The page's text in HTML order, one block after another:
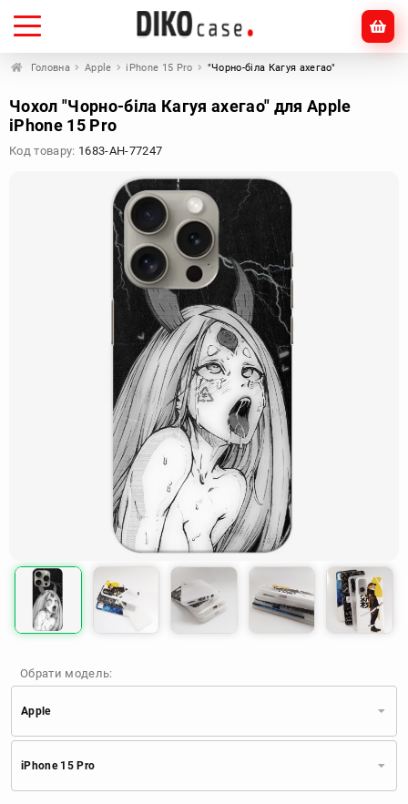
Головна Apple iPhone 15 Pro "Чорно-біла Кагуя ахегао"
Чохол "Чорно-біла Кагуя ахегао" для Apple
iPhone 15 Pro
Код товару: 1683-AH-77247
Обрати модель:
Apple
Apple
Huawei
TECNO
iPhone 15 Pro